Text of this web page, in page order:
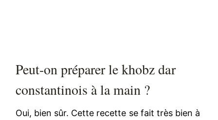
Peut-on préparer le khobz dar
constantinois à la main ?
Oui, bien sûr. Cette recette se fait très bien à